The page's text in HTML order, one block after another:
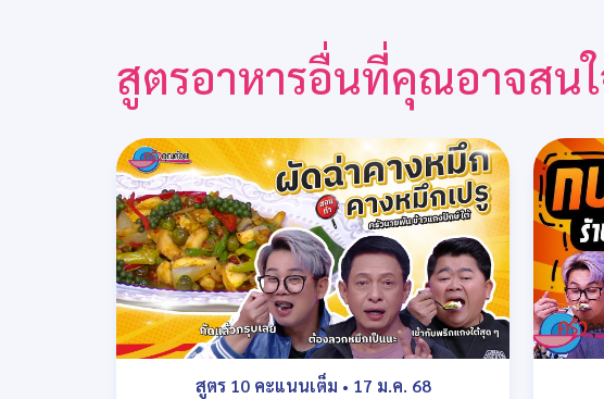
สูตรอาหารอื่นที่คุณอาจสน
สูตร 10 คะแนนเต็ม • 17 ม.ค. 68